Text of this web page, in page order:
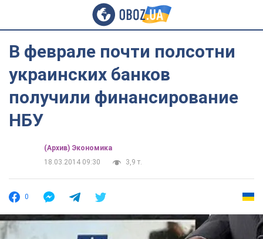
В феврале почти полсотни
украинских банков
получили финансирование
НБУ
(Архив) Экономика
18.03.2014 09:30
3,9 т.
0